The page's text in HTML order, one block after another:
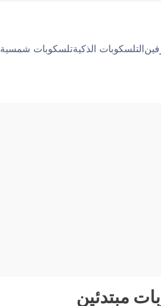
التلسكوبات الذكيةتلسكوبات شمسية
مبتدئين